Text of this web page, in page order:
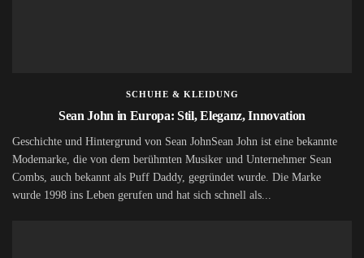
SCHUHE & KLEIDUNG
Sean John in Europa: Stil, Eleganz, Innovation
Geschichte und Hintergrund von Sean JohnSean John ist eine bekannte
Modemarke, die von dem berühmten Musiker und Unternehmer Sean
Combs, auch bekannt als Puff Daddy, gegründet wurde. Die Marke
wurde 1998 ins Leben gerufen und hat sich schnell als...